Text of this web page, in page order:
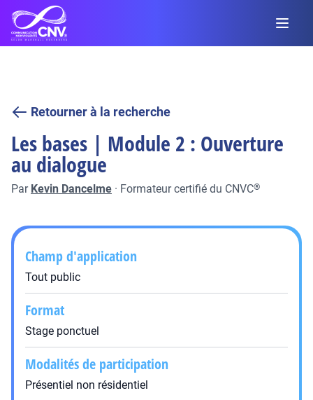
Retourner à la recherche
Les bases | Module 2 : Ouverture
au dialogue
Par Kevin Dancelme · Formateur certifié du CNVC®
Champ d'application
Tout public
Format
Stage ponctuel
Modalités de participation
Présentiel non résidentiel